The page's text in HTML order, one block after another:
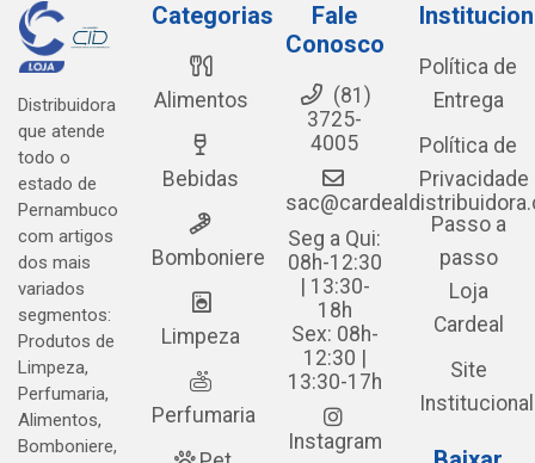
Distribuidora
que atende
todo o
estado de
Pernambuco
com artigos
dos mais
variados
segmentos:
Produtos de
Limpeza,
Perfumaria,
Alimentos,
Bomboniere,
Categorias
Alimentos
Bebidas
Bomboniere
Limpeza
Perfumaria
Fale
Conosco
(81)
3725-
4005
Seg a Qui:
08h-12:30
| 13:30-
18h
Sex: 08h-
12:30 |
13:30-17h
Instagram
Política de
Entrega
Política de
Privacidade
Passo a
passo
Loja
Cardeal
Site
Institucional